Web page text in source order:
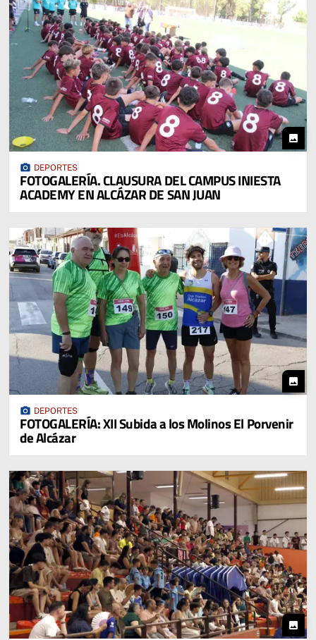
photo
photo_camera DEPORTES
FOTOGALERÍA. CLAUSURA DEL CAMPUS INIESTA
ACADEMY EN ALCÁZAR DE SAN JUAN
photo
photo_camera DEPORTES
FOTOGALERÍA: XII Subida a los Molinos El Porvenir
de Alcázar
photo